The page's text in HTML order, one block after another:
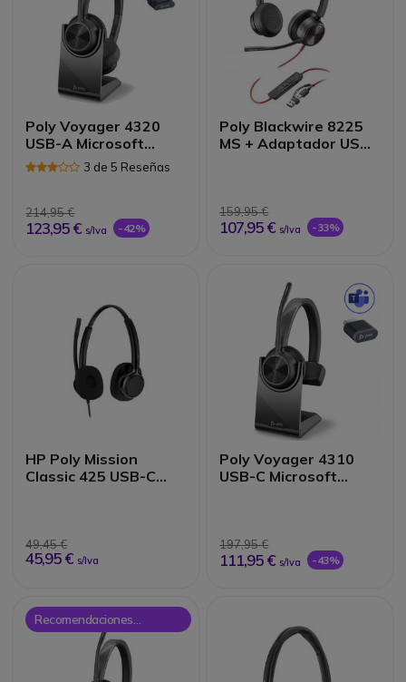
Poly Voyager 4320
USB-A Microsoft
Teams + Base de
carga
3 de 5 Reseñas
214,95 €
123,95 € s/Iva -42%
Poly Blackwire 8225
MS + Adaptador USB-
159,95 €
107,95 € s/Iva -33%
HP Poly Mission
Classic 425 USB-C
49,45 €
45,95 € s/Iva
Poly Voyager 4310
USB-C Microsoft
197,95 €
111,95 € s/Iva -43%
Recomendaciones
Onedirect